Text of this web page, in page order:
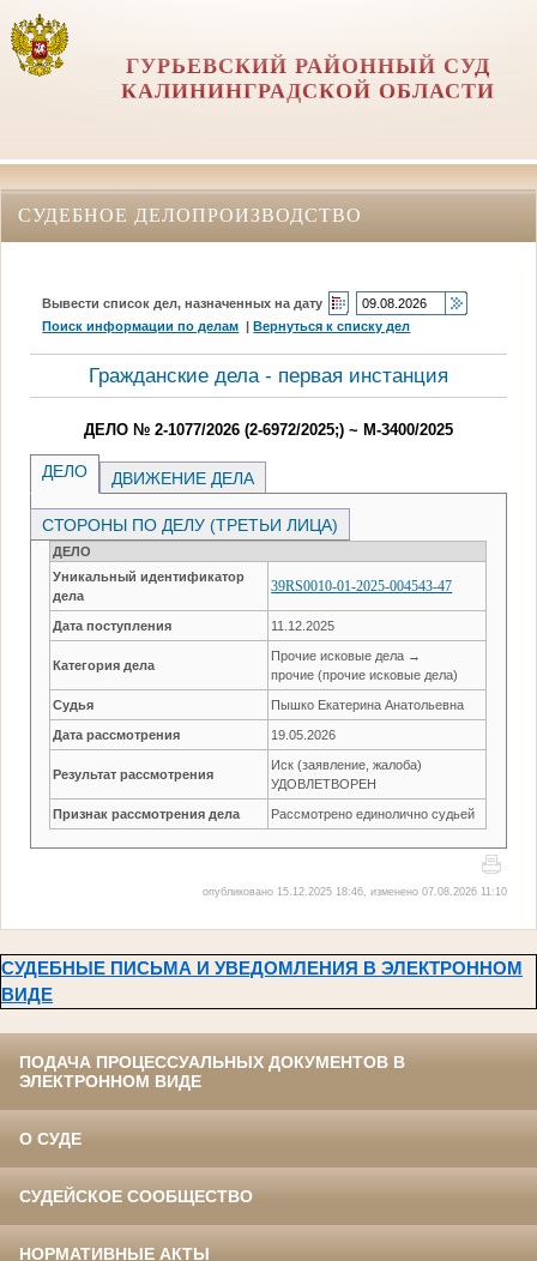
ГУРЬЕВСКИЙ РАЙОННЫЙ СУД
КАЛИНИНГРАДСКОЙ ОБЛАСТИ
СУДЕБНОЕ ДЕЛОПРОИЗВОДСТВО
Вывести список дел, назначенных на дату
Поиск информации по делам |Вернуться к списку дел
Гражданские дела - первая инстанция
ДЕЛО № 2-1077/2026 (2-6972/2025;) ~ М-3400/2025
ДЕЛО ДВИЖЕНИЕ ДЕЛА
СТОРОНЫ ПО ДЕЛУ (ТРЕТЬИ ЛИЦА)
ДЕЛО
Уникальный идентификатор
дела
39RS0010-01-2025-004543-47
Дата поступления 11.12.2025
Категория дела
Прочие исковые дела →
прочие (прочие исковые дела)
Судья Пышко Екатерина Анатольевна
Дата рассмотрения 19.05.2026
Результат рассмотрения
Иск (заявление, жалоба)
УДОВЛЕТВОРЕН
Признак рассмотрения дела Рассмотрено единолично судьей
опубликовано 15.12.2025 18:46, изменено 07.08.2026 11:10
СУДЕБНЫЕ ПИСЬМА И УВЕДОМЛЕНИЯ В ЭЛЕКТРОННОМ
ВИДЕ
ПОДАЧА ПРОЦЕССУАЛЬНЫХ ДОКУМЕНТОВ В
ЭЛЕКТРОННОМ ВИДЕ
О СУДЕ
СУДЕЙСКОЕ СООБЩЕСТВО
НОРМАТИВНЫЕ АКТЫ